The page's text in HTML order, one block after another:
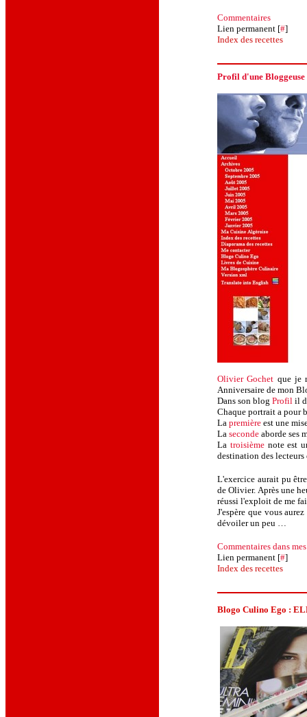
Commentaires
Lien permanent [#]
Index des recettes
Profil d'une Bloggeuse
Olivier Gochet que je
Anniversaire de mon
Dans son blog Profil il
Chaque portrait a pour
La première est une
La seconde aborde ses
La troisièmenote est
destination des
L'exercice aurait pu
deOlivier. Après une
réussi l'exploit de me
J'espère que vous
dévoiler un peu …
Commentaires dans
Lien permanent [#]
Index des recettes
Blogo Culino Ego :